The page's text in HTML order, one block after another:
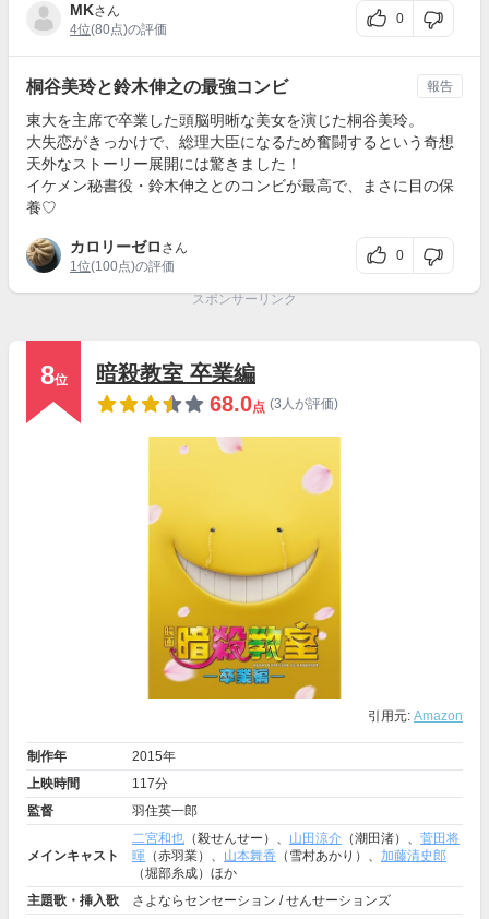
MKさん
4位(80点)の評価
0
桐谷美玲と鈴木伸之の最強コンビ
東大を主席で卒業した頭脳明晰な美女を演じた桐谷美玲。
大失恋がきっかけで、総理大臣になるため奮闘するという奇想
天外なストーリー展開には驚きました！
イケメン秘書役・鈴木伸之とのコンビが最高で、まさに目の保
養♡
カロリーゼロ さん
1位(100点)の評価
0
報告
スポンサーリンク
8位
暗殺教室 卒業編
68.0点 (3人が評価)
引用元: Amazon
制作年
2015年
上映時間
117分
監督
羽住英一郎
メインキャスト
二宮和也 （殺せんせー）、 山田涼介 （潮田渚）、 菅田将
暉 （赤羽業）、 山本舞香 （雪村あかり）、 加藤清史郎
（堀部糸成）ほか
主題歌・挿入歌
さよならセンセーション / せんせーションズ